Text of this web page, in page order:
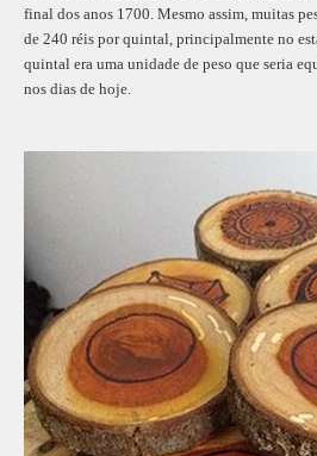
final dos anos 1700. Mesmo assim, muitas
de 240 réis por quintal, principalmente no
quintal era uma unidade de peso que seria
nos dias de hoje.